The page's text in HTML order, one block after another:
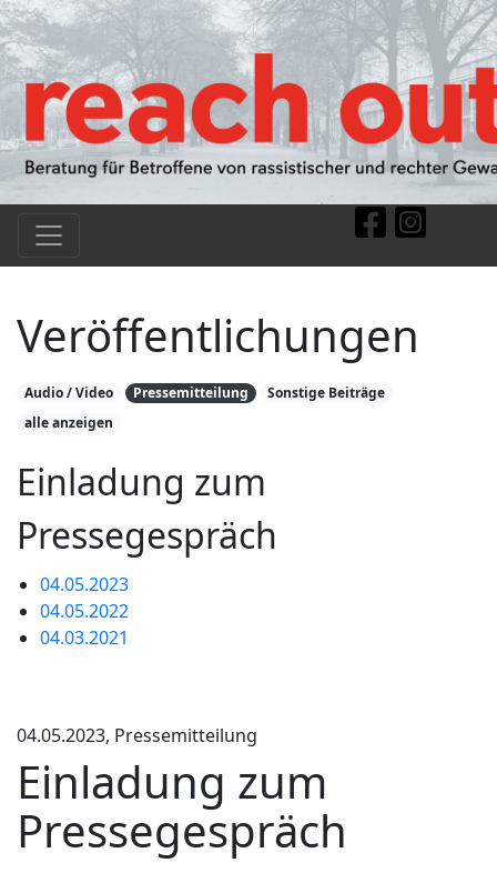
Veröffentlichungen
Audio / Video Pressemitteilung
Sonstige Beiträge
alle anzeigen
Einladung zum
Pressegespräch
04.05.2023
04.05.2022
04.03.2021
04.05.2023, Pressemitteilung
Einladung zum
Pressegespräch